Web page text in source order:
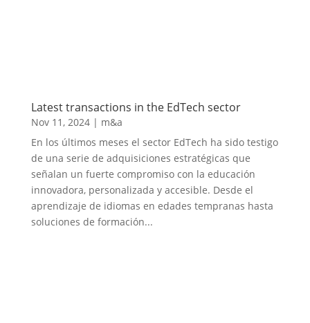
Latest transactions in the EdTech sector
Nov 11, 2024| m&a
En los últimos meses el sector EdTech ha sido testigo
de una serie de adquisiciones estratégicas que
señalan un fuerte compromiso con la educación
innovadora, personalizada y accesible. Desde el
aprendizaje de idiomas en edades tempranas hasta
soluciones de formación...